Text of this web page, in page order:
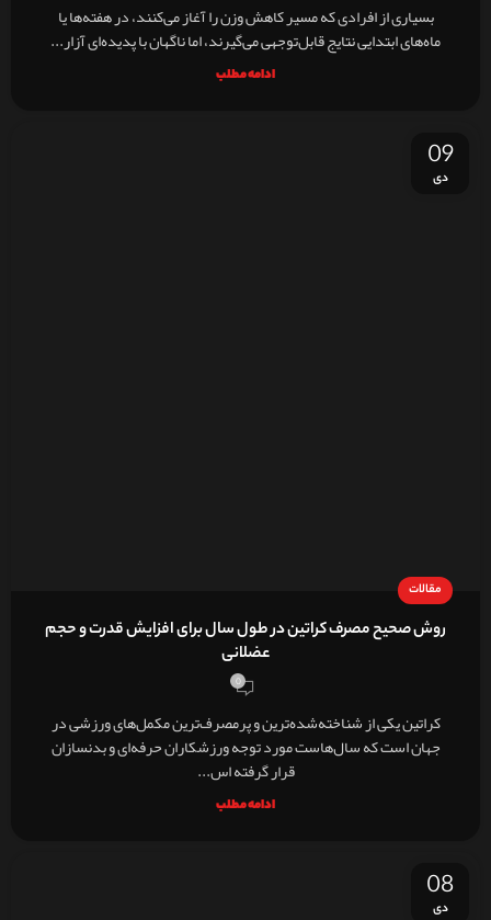
بسیاری از افرادی که مسیر کاهش وزن را آغاز می‌کنند، در هفته‌ها یا
ماه‌های ابتدایی نتایج قابل‌توجهی می‌گیرند، اما ناگهان با پدیده‌ای آزار...
ادامه مطلب
09
دی
مقالات
روش صحیح مصرف کراتین در طول سال برای افزایش قدرت و حجم
عضلانی
0
کراتین یکی از شناخته‌شده‌ترین و پرمصرف‌ترین مکمل‌های ورزشی در
جهان است که سال‌هاست مورد توجه ورزشکاران حرفه‌ای و بدنسازان
قرار گرفته اس...
ادامه مطلب
08
دی